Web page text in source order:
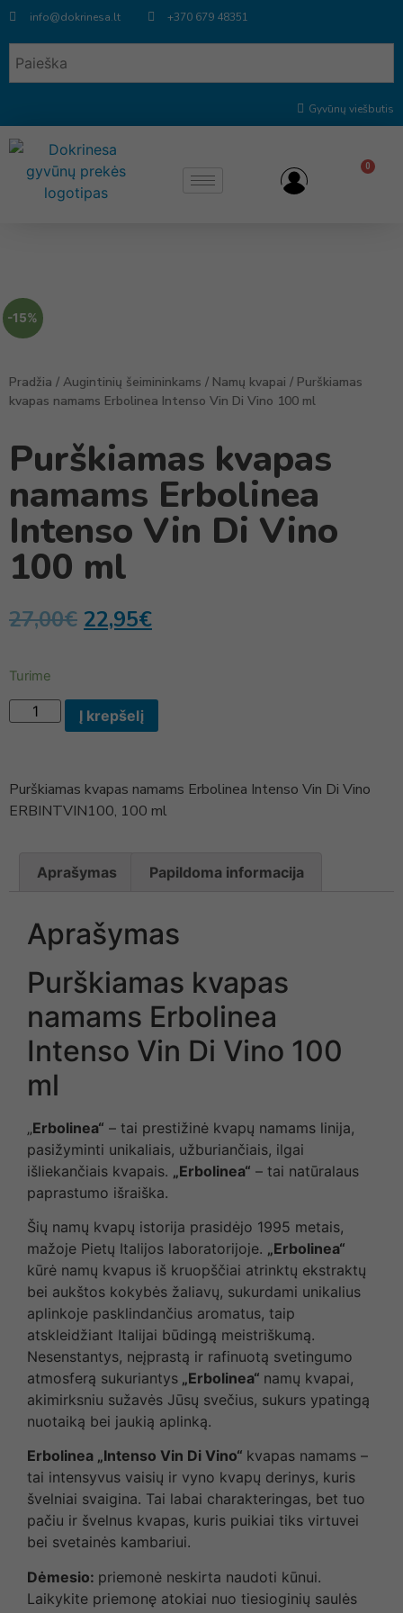
info@dokrinesa.lt +370 679 48351
Gyvūnų viešbutis
0
-15%
Pradžia / Augintinių šeimininkams / Namų kvapai / Purškiamas
kvapas namams Erbolinea Intenso Vin Di Vino 100 ml
Purškiamas kvapas
namams Erbolinea
Intenso Vin Di Vino
100 ml
27,00€ 22,95€
Turime
Į krepšelį
Purškiamas kvapas namams Erbolinea Intenso Vin Di Vino
ERBINTVIN100, 100 ml
Aprašymas Papildoma informacija
Aprašymas
Purškiamas kvapas
namams Erbolinea
Intenso Vin Di Vino 100
ml
„Erbolinea“ – tai prestižinė kvapų namams linija,
pasižyminti unikaliais, užburiančiais, ilgai
išliekančiais kvapais. „Erbolinea“ – tai natūralaus
paprastumo išraiška.
Šių namų kvapų istorija prasidėjo 1995 metais,
mažoje Pietų Italijos laboratorijoje. „Erbolinea“
kūrė namų kvapus iš kruopščiai atrinktų ekstraktų
bei aukštos kokybės žaliavų, sukurdami unikalius
aplinkoje pasklindančius aromatus, taip
atskleidžiant Italijai būdingą meistriškumą.
Nesenstantys, neįprastą ir rafinuotą svetingumo
atmosferą sukuriantys „Erbolinea“ namų kvapai,
akimirksniu sužavės Jūsų svečius, sukurs ypatingą
nuotaiką bei jaukią aplinką.
Erbolinea „Intenso Vin Di Vino“ kvapas namams –
tai intensyvus vaisių ir vyno kvapų derinys, kuris
švelniai svaigina. Tai labai charakteringas, bet tuo
pačiu ir švelnus kvapas, kuris puikiai tiks virtuvei
bei svetainės kambariui.
Dėmesio: priemonė neskirta naudoti kūnui.
Laikykite priemonę atokiai nuo tiesioginių saulės